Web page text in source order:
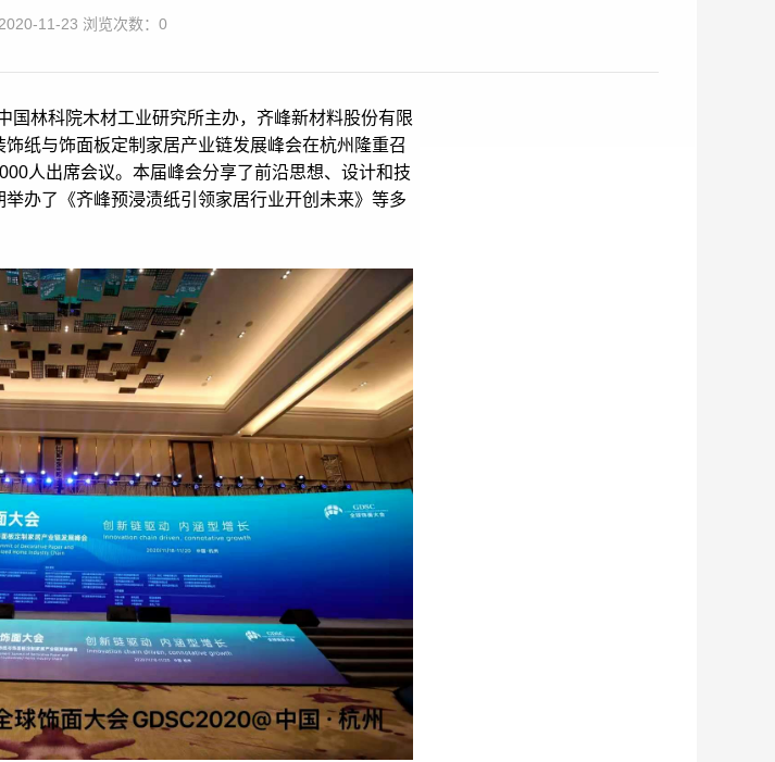
11-23 浏览次数：0
国林科院木材工业研究所主办，齐峰新材料股份有限
纸与饰面板定制家居产业链发展峰会在杭州隆重召
人出席会议。本届峰会分享了前沿思想、设计和技
办了《齐峰预浸渍纸引领家居行业开创未来》等多